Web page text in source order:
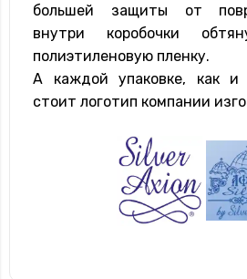
большей защиты от
внутри коробочки
полиэтиленовую пленку.
А каждой упаковке, как и
стоит логотип компании